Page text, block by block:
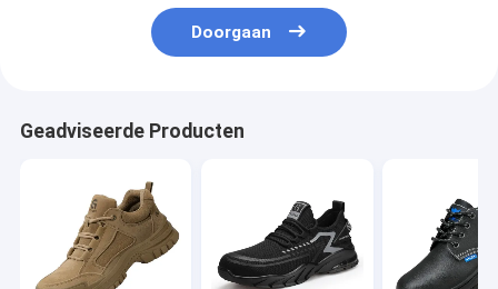
Doorgaan
Geadviseerde Producten